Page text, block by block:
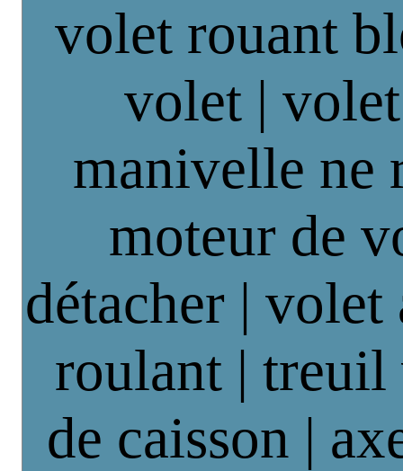
volet rouant
volet |
manivelle ne
moteur de
détacher | volet
roulant |
de caisson |